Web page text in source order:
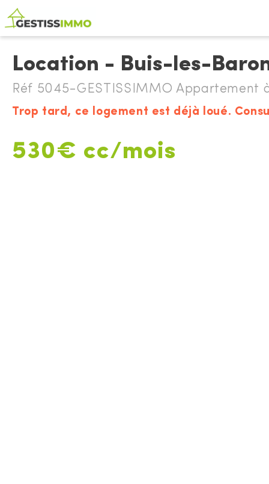
Location - Buis-les-
Réf 5045-GESTISSIMMO Appartement
Trop tard, ce logement est déjà loué.
530€ cc/mois